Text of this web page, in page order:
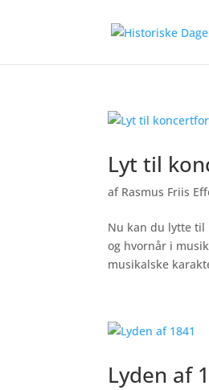
Lyt til
af Rasmus Friis
Nu kan du lytte til
og hvornår i
musikalske
Lyden af